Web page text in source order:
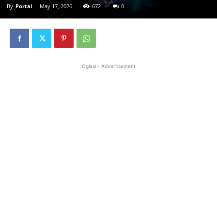
By Portal - May 17, 2026 672 0
Oglasi - Advertisement